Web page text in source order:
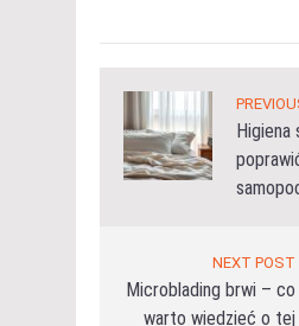
Higiena
NEXT POST
Microblading brwi – co
warto wiedzieć o tej